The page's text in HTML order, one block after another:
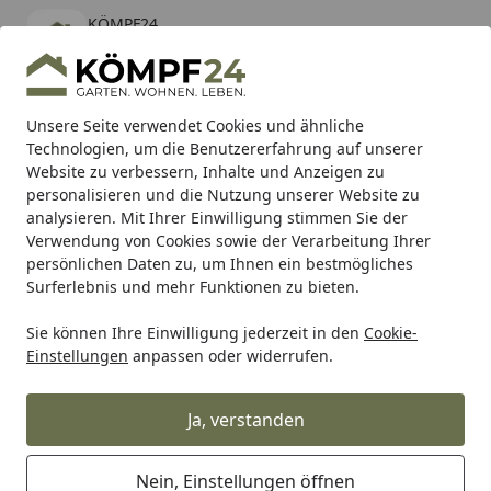
Unsere Seite verwendet Cookies und ähnliche
Technologien, um die Benutzererfahrung auf unserer
Website zu verbessern, Inhalte und Anzeigen zu
personalisieren und die Nutzung unserer Website zu
analysieren. Mit Ihrer Einwilligung stimmen Sie der
Verwendung von Cookies sowie der Verarbeitung Ihrer
persönlichen Daten zu, um Ihnen ein bestmögliches
Surferlebnis und mehr Funktionen zu bieten.
Sie können Ihre Einwilligung jederzeit in den Cookie-
Einstellungen anpassen oder widerrufen.
Ja, verstanden
Nein, Einstellungen öffnen
KÖMPF24
kostenlos - Im App Store
Hotline
Alle Produkte
Mein Konto
Suchen
Karibu Pools inkl. gratis Sandfilteranlage & Pool-
Starterset (Gesamtwert bis 468,99€)
Startseite
Grill Weber Klapptisch Performer Original (60023)
Weber Klapptisch Performer
Original (60023)